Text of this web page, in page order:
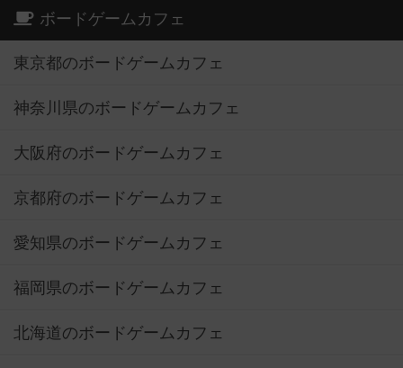
ボードゲームカフェ
東京都のボードゲームカフェ
神奈川県のボードゲームカフェ
大阪府のボードゲームカフェ
京都府のボードゲームカフェ
愛知県のボードゲームカフェ
福岡県のボードゲームカフェ
北海道のボードゲームカフェ